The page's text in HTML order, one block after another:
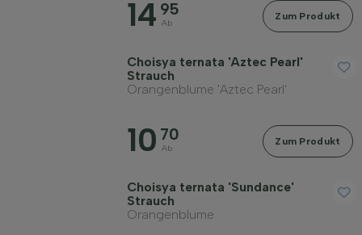
14 95
Ab
Zum Produkt
Choisya ternata 'Aztec Pearl'
Strauch
Orangenblume 'Aztec Pearl'
10 70
Ab
Zum Produkt
Choisya ternata 'Sundance'
Strauch
Orangenblume